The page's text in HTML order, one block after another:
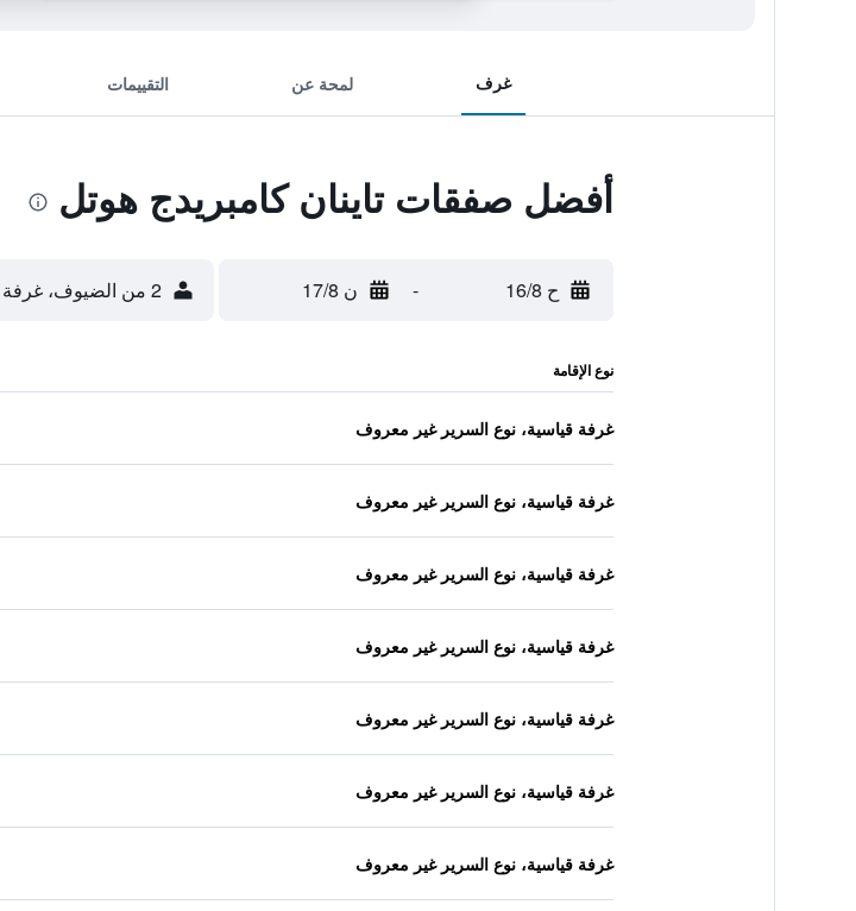
غرف لمحة عن التقييمات
أفضل صفقات تاينان كامبريدج هوتل
ح 16/8 - ن 17/8 2 من الضيوف، غرفة واحدة
نوع الإقامة
غرفة قياسية، نوع السرير غير معروف
غرفة قياسية، نوع السرير غير معروف
غرفة قياسية، نوع السرير غير معروف
غرفة قياسية، نوع السرير غير معروف
غرفة قياسية، نوع السرير غير معروف
غرفة قياسية، نوع السرير غير معروف
غرفة قياسية، نوع السرير غير معروف